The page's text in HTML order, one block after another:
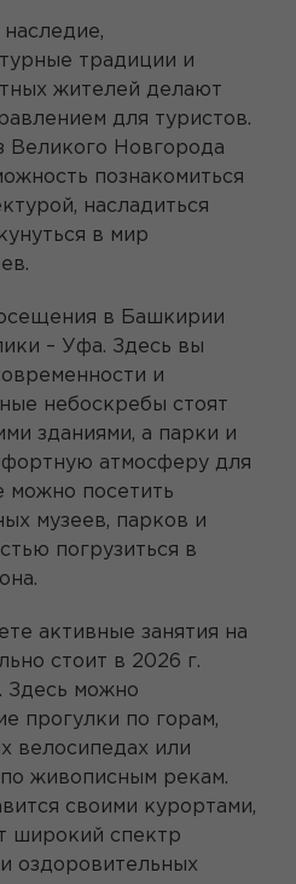
традиции и
жителей делают
для туристов.
Великого Новгорода
познакомиться
насладиться
в мир
в Башкирии
– Уфа. Здесь вы
и
небоскребы стоят
зданиями, а парки и
атмосферу для
можно посетить
музеев, парков и
погрузиться в
активные занятия на
стоит в 2026 г.
Здесь можно
прогулки по горам,
велосипедах или
живописным рекам.
своими курортами,
широкий спектр
оздоровительных